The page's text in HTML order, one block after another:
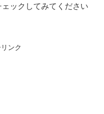
ックしてみてください
ンク